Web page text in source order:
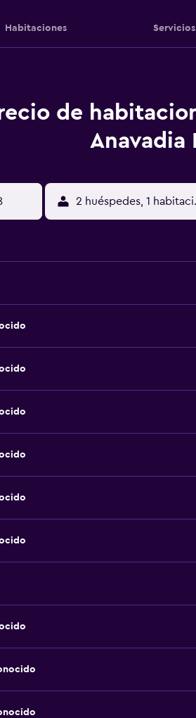
Habitaciones Servicios
de
Anavadia
2 huéspedes, 1